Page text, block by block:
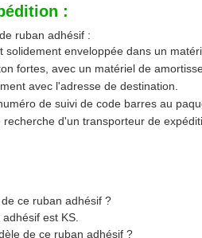
:
ruban adhésif :
solidement enveloppée dans un
fortes, avec un matériel de
avec l'adresse de destination.
de suivi de code barres au
d'un transporteur de
ce ruban adhésif ?
est KS.
de ce ruban adhésif ?